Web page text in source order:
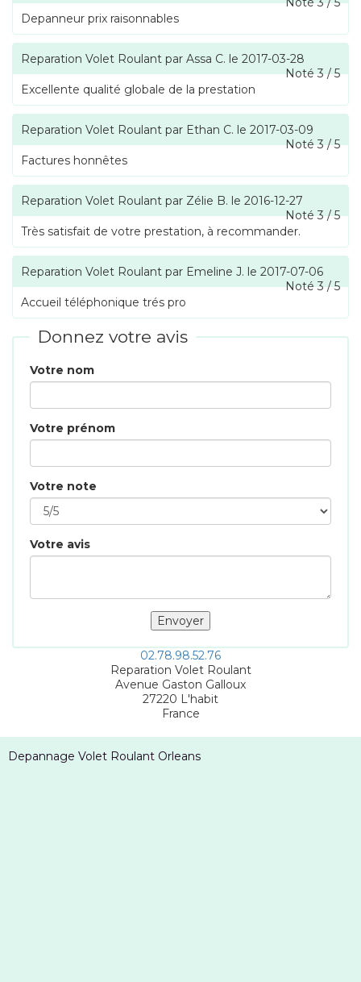
Depanneur prix raisonnables
Reparation Volet Roulant par Assa C. le 2017-03-28
Noté3/5
Excellente qualité globale de la prestation
Reparation Volet Roulant par Ethan C. le 2017-03-09
Noté3/5
Factures honnêtes
Reparation Volet Roulant par Zélie B. le 2016-12-27
Noté3/5
Très satisfait de votre prestation, à recommander.
Reparation Volet Roulant par Emeline J. le 2017-07-06
Noté3/5
Accueil téléphonique trés pro
Donnez votre avis
Votre nom
Votre prénom
Votre note
Votre avis
02.78.98.52.76
Reparation Volet Roulant
Avenue Gaston Galloux
27220 L'habit
France
Depannage Volet Roulant Orleans